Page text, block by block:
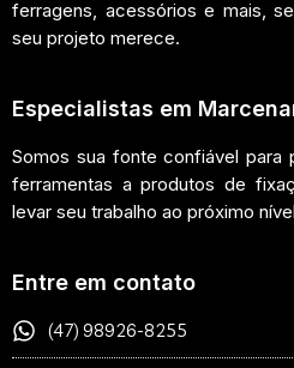
ferragens, acessórios e mais,
seu projeto merece.
Especialistas em
Somos sua fonte confiável para
ferramentas a produtos de
levar seu trabalho ao próximo
Entre em contato
(47) 98926-8255